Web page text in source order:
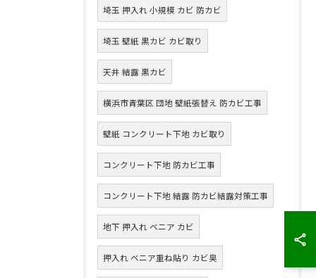
埼玉 押入れ 小規模 カビ 防カビ
埼玉 壁紙 黒カビ カビ取り
天井 結露 黒カビ
横浜市青葉区 団地 壁紙張替え 防カビ工事
壁紙 コンクリート下地 カビ取り
コンクリート下地 防カビ工事
コンクリート下地 結露 防カビ結露対策工事
地下 押入れ ベニア カビ
押入れ ベニア重ね貼り カビ臭